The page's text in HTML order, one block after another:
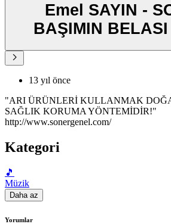
Emel SAYIN - SORANA
BAŞIMIN BELASI
13 yıl önce
"ARI ÜRÜNLERİ KULLANMAK
SAĞLIK KORUMA YÖNTEMİDİR!"
http://www.sonergenel.com/
Kategori
🎵
Müzik
Daha az
Yorumlar